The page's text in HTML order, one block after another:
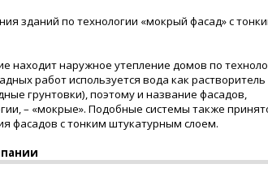
зданий по технологии «мокрый фасад» с
находит наружное утепление домов по
работ используется вода как растворитель
грунтовки), поэтому и название фасадов,
– «мокрые». Подобные системы также
фасадов с тонким штукатурным слоем.